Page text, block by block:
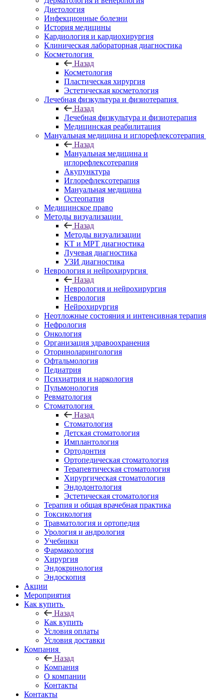
Диетология
Инфекционные болезни
История медицины
Кардиология и кардиохирургия
Клиническая лабораторная диагностика
Косметология
Назад
Косметология
Пластическая хирургия
Эстетическая косметология
Лечебная физкультура и физиотерапия
Назад
Лечебная физкультура и физиотерапия
Медицинская реабилитация
Мануальная медицина и иглорефлексотерапия
Назад
Мануальная медицина и
иглорефлексотерапия
Акупунктура
Иглорефлексотерапия
Мануальная медицина
Остеопатия
Медицинское право
Методы визуализации
Назад
Методы визуализации
КТ и МРТ диагностика
Лучевая диагностика
УЗИ диагностика
Неврология и нейрохирургия
Назад
Неврология и нейрохирургия
Неврология
Нейрохирургия
Неотложные состояния и интенсивная терапия
Нефрология
Онкология
Организация здравоохранения
Оториноларингология
Офтальмология
Педиатрия
Психиатрия и наркология
Пульмонология
Ревматология
Стоматология
Назад
Стоматология
Детская стоматология
Имплантология
Ортодонтия
Ортопедическая стоматология
Терапевтическая стоматология
Хирургическая стоматология
Эндодонтология
Эстетическая стоматология
Терапия и общая врачебная практика
Токсикология
Травматология и ортопедия
Урология и андрология
Учебники
Фармакология
Хирургия
Эндокринология
Эндоскопия
Акции
Мероприятия
Как купить
Назад
Как купить
Условия оплаты
Условия доставки
Компания
Назад
Компания
О компании
Контакты
Контакты